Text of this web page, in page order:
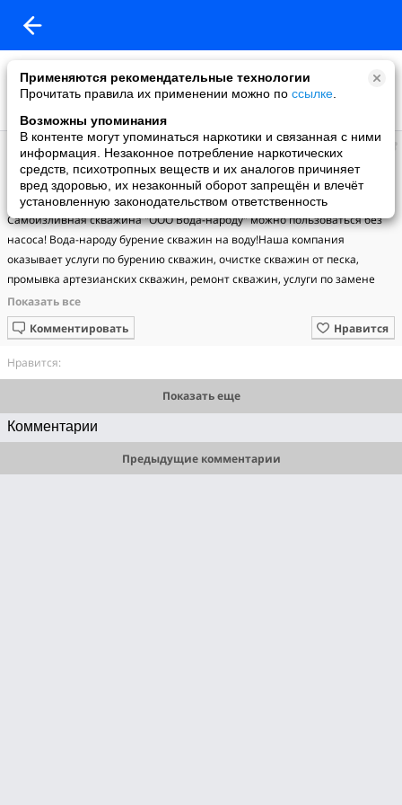
Применяются рекомендательные технологии
Прочитать правила их применении можно по ссылке
Возможны упоминания
В контенте могут упоминаться наркотики и связанная с ними
информация. Незаконное потребление наркотических
средств, психотропных веществ и их аналогов причиняет
вред здоровью, их незаконный оборот запрещён и влечёт
установленную законодательством ответственность
Вода
добавил видео
01.08.2015
Бурение скважин в Волокаламске компания вода-народу
Самоизливная скважина "ООО Вода-народу" можно пользоваться без
насоса! Вода-народу бурение скважин на воду!Наша компания
оказывает услуги по бурению скважин, очистке скважин от песка,
промывка артезианских скважин, ремонт скважин, услуги по замене
насоса, монтаж и ввод в работу систему водоснабжения 84957970646
Нравится
Комментировать
Нравится:
Показать еще
Комментарии
Предыдущие комментарии